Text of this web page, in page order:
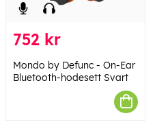
752 kr
Mondo by Defunc - On-Ear
Bluetooth-hodesett Svart